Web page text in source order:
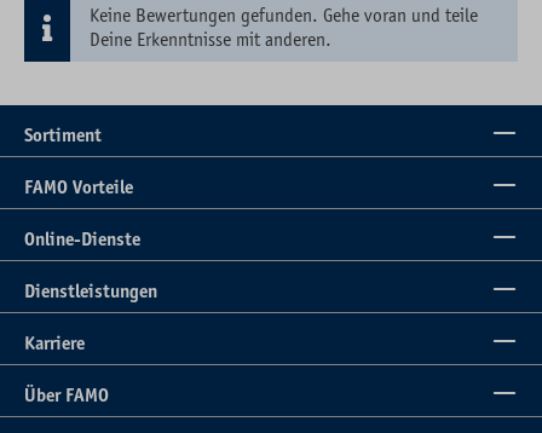
Keine Bewertungen gefunden. Gehe voran und teile
Deine Erkenntnisse mit anderen.
Sortiment
FAMO Vorteile
Online-Dienste
Dienstleistungen
Karriere
Über FAMO